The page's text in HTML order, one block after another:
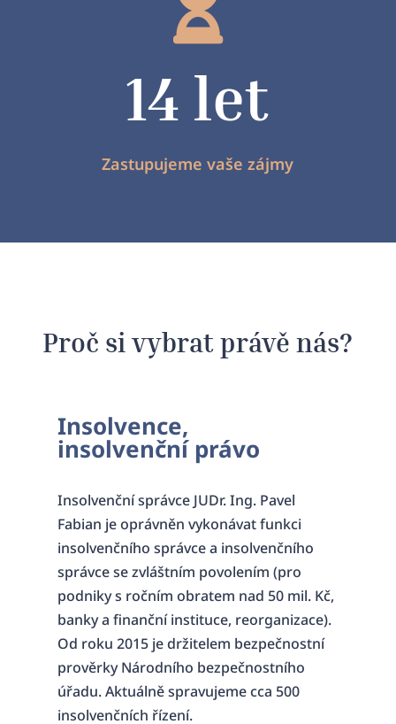
14 let
Zastupujeme vaše zájmy
Proč si vybrat právě nás?
Insolvence,
insolvenční právo
Insolvenční správce JUDr. Ing. Pavel
Fabian je oprávněn vykonávat funkci
insolvenčního správce a insolvenčního
správce se zvláštním povolením (pro
podniky s ročním obratem nad 50 mil. Kč,
banky a finanční instituce, reorganizace).
Od roku 2015 je držitelem bezpečnostní
prověrky Národního bezpečnostního
úřadu. Aktuálně spravujeme cca 500
insolvenčních řízení.